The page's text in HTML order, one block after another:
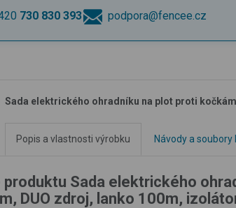
730 830 393 podpora@fencee.cz
Sada elektrického ohradníku na plot proti
Popis a vlastnosti výrobku Návody a soubory
produktu Sada elektrického
DUO zdroj, lanko 100m,